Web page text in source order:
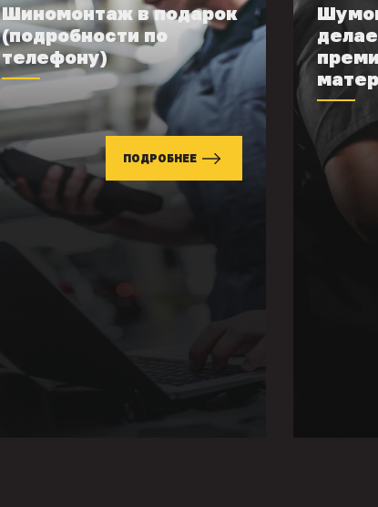
Шиномонтаж в подарок
(подробности по
телефону)
ПОДРОБНЕЕ